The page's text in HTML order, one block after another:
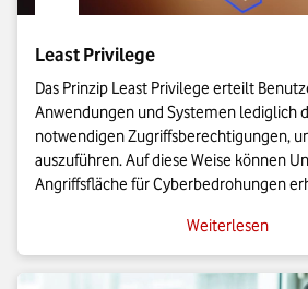
Least Privilege
Das Prinzip Least Privilege erteilt
Anwendungen und Systemen lediglich
notwendigen Zugriffsberechtigungen,
auszuführen. Auf diese Weise können
Angriffsfläche für Cyberbedrohungen
Weiterlesen